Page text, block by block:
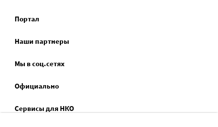
Портал
Наши партнеры
Мы в соц.сетях
Официально
Сервисы для НКО